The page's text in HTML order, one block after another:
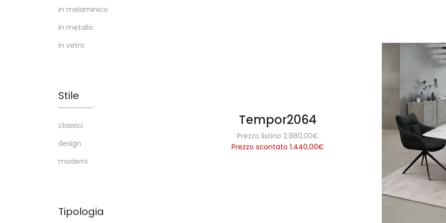
Tempor2064
Prezzo listino 2.880,00€
Prezzo scontato 1.440,00€
in melaminico
in metallo
in vetro
Stile
classici
design
moderni
Tipologia